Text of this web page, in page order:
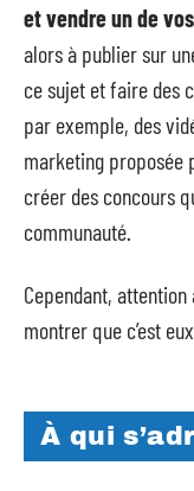
et vendre un de
alors à publier sur
ce sujet et faire des
par exemple, des
marketing proposée
créer des concours
communauté.
Cependant, attention
montrer que c’est
À qui